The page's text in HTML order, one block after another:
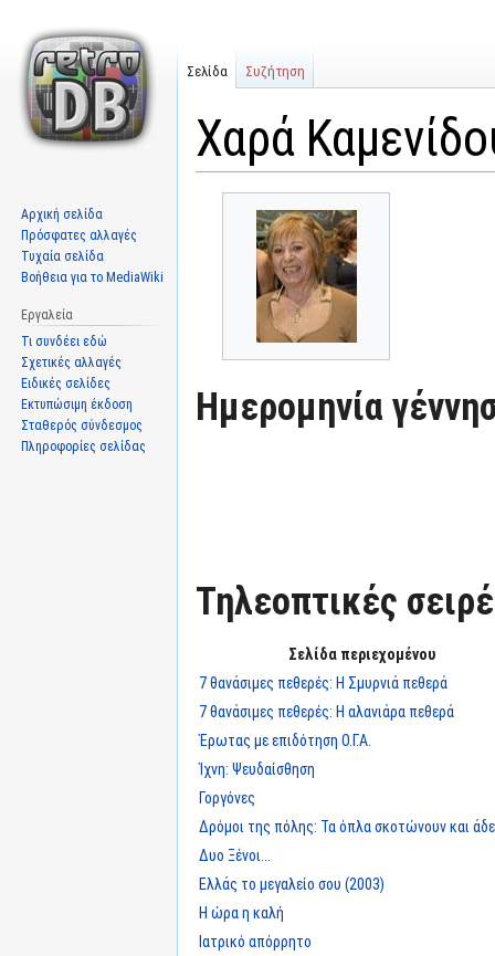
Χαρά
αναζήτηση
Ημερομηνία
Τηλεοπτικές
Σελίδα περιεχομένου
7 θανάσιμες πεθερές: Η Σμυρνιά πεθερά
7 θανάσιμες πεθερές: Η αλανιάρα πεθερά
Έρωτας με επιδότηση Ο.Γ.Α.
Ίχνη: Ψευδαίσθηση
Γοργόνες
Δρόμοι της πόλης: Τα όπλα σκοτώνουν και
Δυο Ξένοι...
Ελλάς το μεγαλείο σου (2003)
Η ώρα η καλή
Ιατρικό απόρρητο
Σελίδα Συζήτηση
Αρχική σελίδα
Πρόσφατες αλλαγές
Τυχαία σελίδα
Βοήθεια για το MediaWiki
Εργαλεία
Τι συνδέει εδώ
Σχετικές αλλαγές
Ειδικές σελίδες
Εκτυπώσιμη έκδοση
Σταθερός σύνδεσμος
Πληροφορίες σελίδας